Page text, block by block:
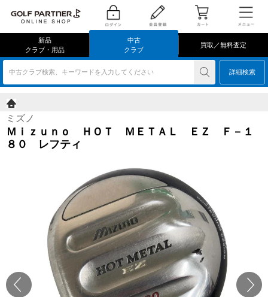
新品
クラブ・用品
中古
クラブ
買取／無料査定
中古クラブ検索、キーワードを入力してください 詳細検索
ミズノ
Ｍｉｚｕｎｏ ＨＯＴ ＭＥＴＡＬ ＥＺ Ｆ－１
８０ レフティ